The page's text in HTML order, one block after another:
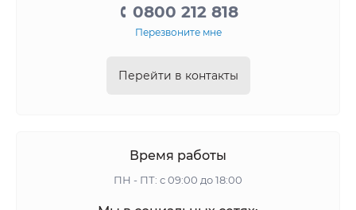
0800 212 818
Перезвоните мне
Перейти в контакты
Время работы
ПН - ПТ: с 09:00 до 18:00